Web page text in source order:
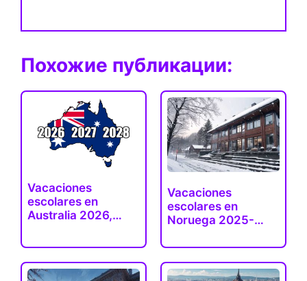
Похожие публикации:
Vacaciones
escolares en
Australia 2026,
Vacaciones
escolares en
Noruega 2025-